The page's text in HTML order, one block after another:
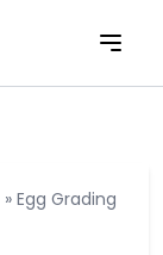
» Egg Grading